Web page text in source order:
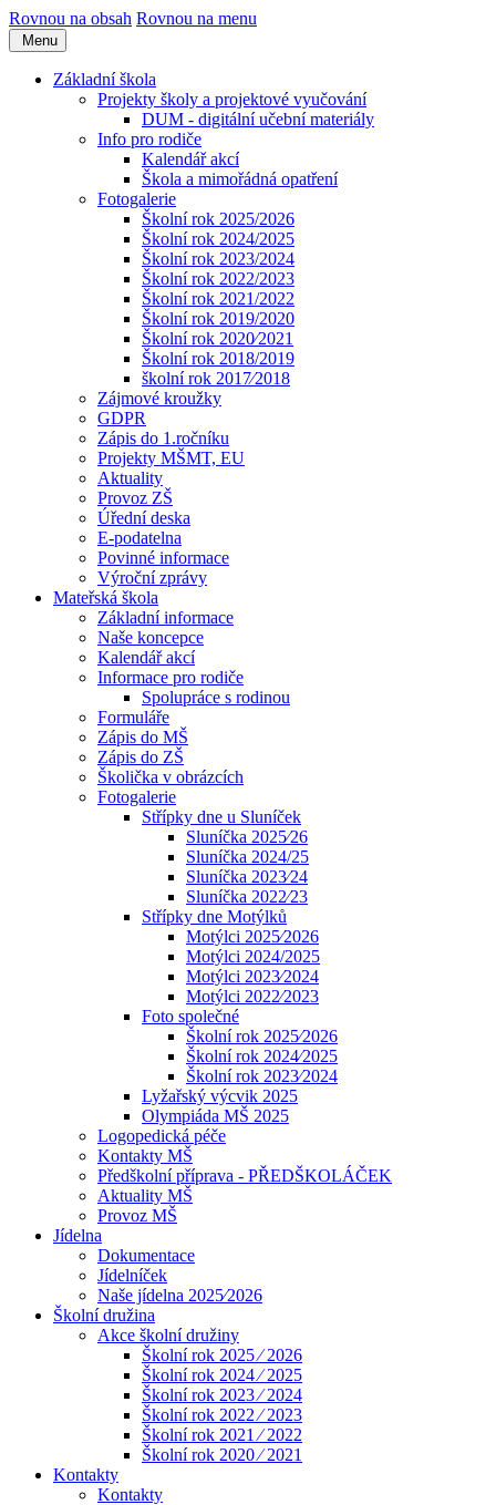
Rovnou na obsah Rovnou na menu
Menu
Základní škola
Projekty školy a projektové vyučování
DUM - digitální učební materiály
Info pro rodiče
Kalendář akcí
Škola a mimořádná opatření
Fotogalerie
Školní rok 2025/2026
Školní rok 2024/2025
Školní rok 2023/2024
Školní rok 2022/2023
Školní rok 2021/2022
Školní rok 2019/2020
Školní rok 2020⁄2021
Školní rok 2018/2019
školní rok 2017⁄2018
Zájmové kroužky
GDPR
Zápis do 1.ročníku
Projekty MŠMT, EU
Aktuality
Provoz ZŠ
Úřední deska
E-podatelna
Povinné informace
Výroční zprávy
Mateřská škola
Základní informace
Naše koncepce
Kalendář akcí
Informace pro rodiče
Spolupráce s rodinou
Formuláře
Zápis do MŠ
Zápis do ZŠ
Školička v obrázcích
Fotogalerie
Střípky dne u Sluníček
Sluníčka 2025⁄26
Sluníčka 2024/25
Sluníčka 2023⁄24
Sluníčka 2022⁄23
Střípky dne Motýlků
Motýlci 2025⁄2026
Motýlci 2024/2025
Motýlci 2023⁄2024
Motýlci 2022⁄2023
Foto společné
Školní rok 2025⁄2026
Školní rok 2024⁄2025
Školní rok 2023⁄2024
Lyžařský výcvik 2025
Olympiáda MŠ 2025
Logopedická péče
Kontakty MŠ
Předškolní příprava - PŘEDŠKOLÁČEK
Aktuality MŠ
Provoz MŠ
Jídelna
Dokumentace
Jídelníček
Naše jídelna 2025⁄2026
Školní družina
Akce školní družiny
Školní rok 2025 ⁄ 2026
Školní rok 2024 ⁄ 2025
Školní rok 2023 ⁄ 2024
Školní rok 2022 ⁄ 2023
Školní rok 2021 ⁄ 2022
Školní rok 2020 ⁄ 2021
Kontakty
Kontakty